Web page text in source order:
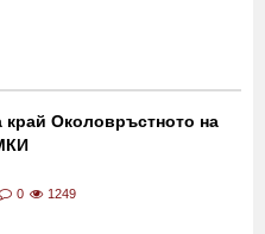
край Околовръстното на
0 1249